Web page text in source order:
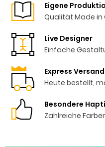
Eigene
Qualität Made in
Live Designer
Einfache
Express
Heute bestellt,
Besondere
Zahlreiche